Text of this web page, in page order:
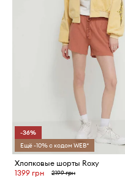
-36%
Ещё -10% с кодом WEB*
Хлопковые шорты Roxy
1399 грн
2199 грн